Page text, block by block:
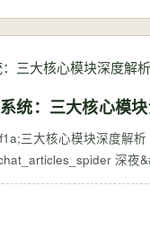
统：三大核心模
大核心模块深度解析 【
https://